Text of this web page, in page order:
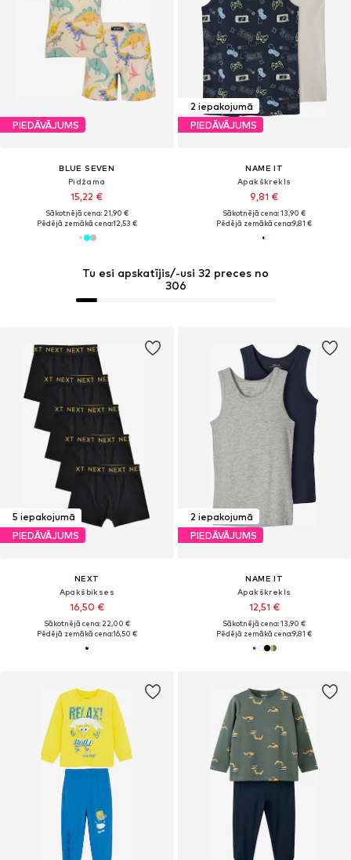
PIEDĀVĀJUMS
BLUE SEVEN
Pidžama
15,22 €
Sākotnējā cena: 21,90 €
Pēdējā zemākā cena:12,53 €
2 iepakojumā
PIEDĀVĀJUMS
NAME IT
Apakškrekls
9,81 €
Sākotnējā cena: 13,90 €
Pēdējā zemākā cena:9,81 €
Tu esi apskatījis/-usi 32 preces no
306
5 iepakojumā
PIEDĀVĀJUMS
NEXT
Apakšbikses
16,50 €
Sākotnējā cena: 22,00 €
Pēdējā zemākā cena:16,50 €
2 iepakojumā
PIEDĀVĀJUMS
NAME IT
Apakškrekls
12,51 €
Sākotnējā cena: 13,90 €
Pēdējā zemākā cena:9,81 €